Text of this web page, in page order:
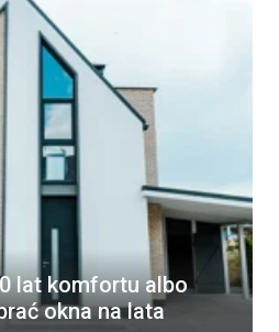
lat komfortu albo
okna na lata